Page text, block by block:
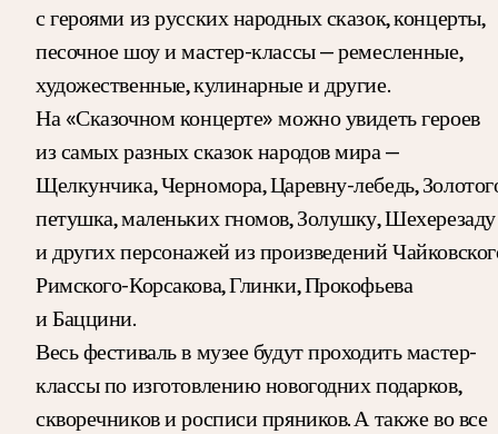
с героями из русских народных сказок, концерты,
песочное шоу и мастер-классы — ремесленные,
художественные, кулинарные и другие.
На «Сказочном концерте» можно увидеть героев
из самых разных сказок народов мира —
Щелкунчика, Черномора, Царевну-лебедь,
петушка, маленьких гномов, Золушку, Шехерезаду
и других персонажей из произведений
Римского-Корсакова, Глинки, Прокофьева
и Баццини.
Весь фестиваль в музее будут проходить мастер-
классы по изготовлению новогодних подарков,
скворечников и росписи пряников. А также во все